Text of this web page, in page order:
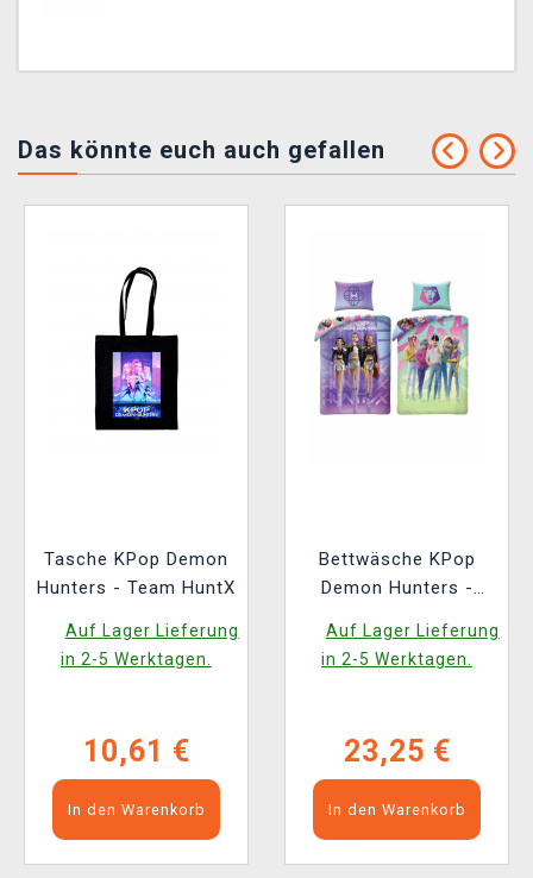
Das könnte euch auch gefallen
Tasche KPop Demon
Hunters - Team HuntX
Auf Lager Lieferung
in 2-5 Werktagen.
10,61 €
In den Warenkorb
Bettwäsche KPop
Demon Hunters -
Auf Lager Lieferung
in 2-5 Werktagen.
23,25 €
In den Warenkorb